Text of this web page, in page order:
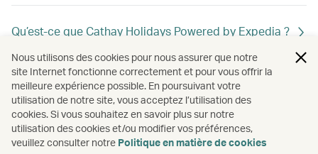
Qu’est-ce que Cathay Holidays Powered by Expedia ?
Pourquoi ce changement ?
Y aura-t-il des répercussions sur ma réservation
Nous utilisons des cookies pour nous assurer que notre
site Internet fonctionne correctement et pour vous offrir la
meilleure expérience possible. En poursuivant votre
utilisation de notre site, vous acceptez l’utilisation des
cookies. Si vous souhaitez en savoir plus sur notre
utilisation des cookies et/ou modifier vos préférences,
veuillez consulter notre Politique en matière de cookies